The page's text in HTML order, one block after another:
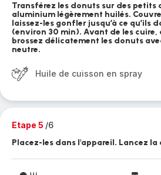
Transférez les donuts sur des petits
aluminium légèrement huilés.
laissez-les gonfler jusqu’à ce qu’ils
(environ 30 min). Avant de les cuire,
brossez délicatement les donuts
neutre.
Huile de cuisson en spray
Etape 5 /6
Placez-les dans l'appareil. Lancez la